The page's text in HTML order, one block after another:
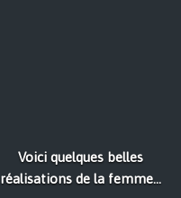
Voici quelques belles
réalisations de la femme...